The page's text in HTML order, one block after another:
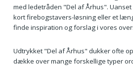
med ledetråden "Del af Århus".
kort firebogstavers-løsning eller et
finde inspiration og forslag i vores
Udtrykket "Del af Århus" dukker ofte
dække over mange forskellige typer